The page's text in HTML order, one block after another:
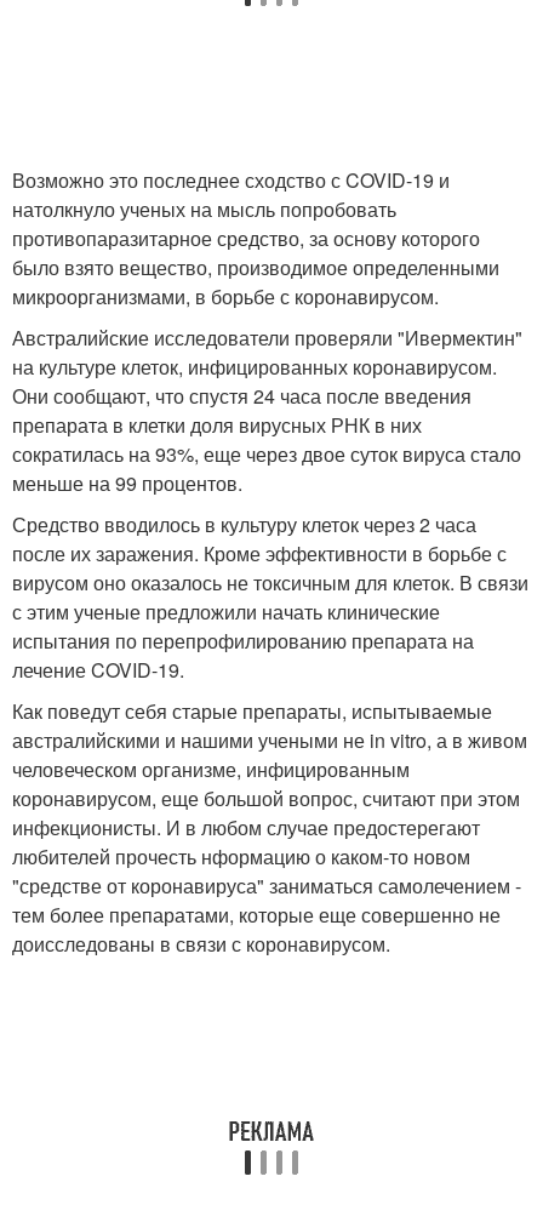
Возможно это последнее сходство с COVID-19 и
натолкнуло ученых на мысль попробовать
противопаразитарное средство, за основу которого
было взято вещество, производимое определенными
микроорганизмами, в борьбе с коронавирусом.
Австралийские исследователи проверяли "Ивермектин"
на культуре клеток, инфицированных коронавирусом.
Они сообщают, что спустя 24 часа после введения
препарата в клетки доля вирусных РНК в них
сократилась на 93%, еще через двое суток вируса стало
меньше на 99 процентов.
Средство вводилось в культуру клеток через 2 часа
после их заражения. Кроме эффективности в борьбе с
вирусом оно оказалось не токсичным для клеток. В связи
с этим ученые предложили начать клинические
испытания по перепрофилированию препарата на
лечение COVID-19.
Как поведут себя старые препараты, испытываемые
австралийскими и нашими учеными не in vitro, а в живом
человеческом организме, инфицированным
коронавирусом, еще большой вопрос, считают при этом
инфекционисты. И в любом случае предостерегают
любителей прочесть нформацию о каком-то новом
"средстве от коронавируса" заниматься самолечением -
тем более препаратами, которые еще совершенно не
доисследованы в связи с коронавирусом.